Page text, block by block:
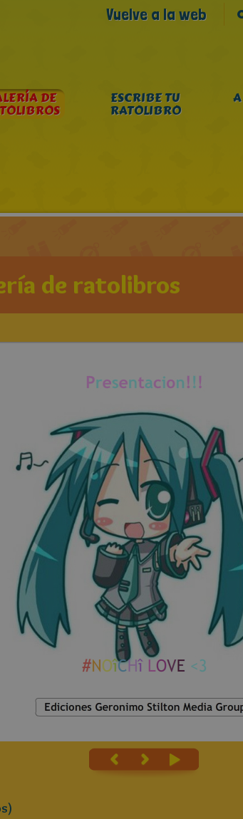
Vuelve a la web
DE ESCRIBE TU
RATOLIBRO
de ratolibros